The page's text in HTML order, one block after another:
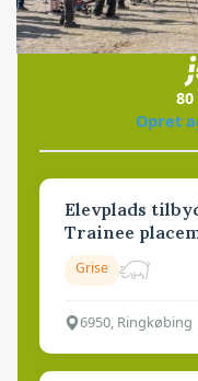
i
80
Opret
Elevplads
Trainee
Grise
6950, Ringkøbing